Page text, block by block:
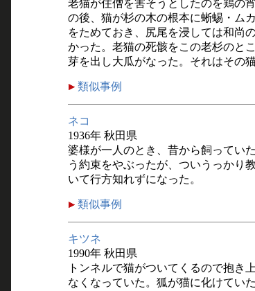
老猫が住僧を害そうとしたのを鶏の
の後、猫が杉の木の根本に蜥蜴・ム
をためておき、尻尾を浸しては和尚
かった。老猫の死骸をこの老杉のと
芽を出し大瓜がなった。それはその
類似事例
ネコ
1936年 秋田県
婆様が一人のとき、昔から飼ってい
う約束をやぶったが、ついうっかり
いて行方知れずになった。
類似事例
キツネ
1990年 秋田県
トンネルで猫がついてくるので抱き
なくなっていた。狐が猫に化けていた